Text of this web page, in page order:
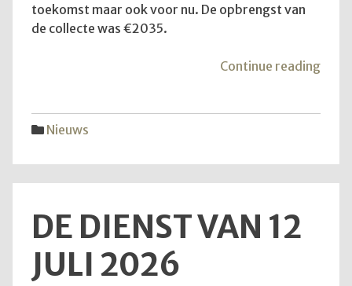
toekomst maar ook voor nu. De opbrengst van
de collecte was €2035.
Continue reading
Nieuws
DE DIENST VAN 12
JULI 2026